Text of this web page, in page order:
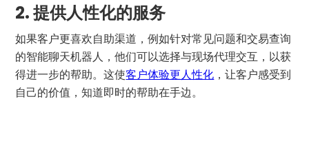
2.提供人性化的服务
如果客户更喜欢自助渠道，例如针对常见问题和交易查询
的智能聊天机器人，他们可以选择与现场代理交互，以获
得进一步的帮助。这使客户体验更人性化 ，让客户感受到
自己的价值，知道即时的帮助在手边。